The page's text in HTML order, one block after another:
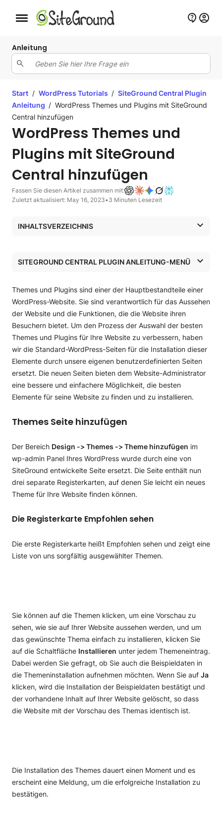
Schaltfläche Mobile Navigation
Anleitung
Start / WordPress Tutorials / SiteGround Central Plugin
Anleitung / WordPress Themes und Plugins mit SiteGround
Central hinzufügen
WordPress Themes und
Plugins mit SiteGround
Central hinzufügen
Fassen Sie diesen Artikel zusammen mit:
Zuletzt aktualisiert: May 16, 2023•3 Minuten Lesezeit
INHALTSVERZEICHNIS
SITEGROUND CENTRAL PLUGIN ANLEITUNG-MENÜ
WordPress Tutorials
WordPress Tutorials
Wie installiert man WordPress
WordPress übertragen
WordPress Automatischer Migrator
WordPress manuell übertragen
Übertragung von WordPress.com
WordPress-Updates
SiteGround AutoUpdate Tool
WordPress Autoupdates Tutorial
Wie Sie Ihr WordPress Theme aktualisieren
SiteGround Central Plugin Anleitung
Erstmalige Einrichtung einer WordPress-Site mit
WordPress-Admin-Dashboard mit SiteGround
Central
WordPress Themes und Plugins mit SiteGround
Central hinzufügen
Umgebungssteuerelemente im Speed Optimizer
Multisite-Optionen
WP-CLI-Befehle
Site-Sicherheit
WP-CLI-Befehle
WordPress-Sicherheit
Farbschema des WordPress-Admins ändern
WP-CLI Tutorial
Wie Sie Ihr WordPress Passwort Tutorial
zurücksetzen
WordPress Backup
BuddyPress WordPress Plugin Tutorial
Wie man die WordPress Leistung optimiert
WordPress Suchen & Ersetzen Tutorial
Wie man WordPress für die Verwendung von SMTP
zum Senden von E-Mails konfiguriert Tutorial
Wie man WordPress-Cron durch ein echtes Cron-
Job ersetzt
deaktivieren oder einschränken
WordPress SEO Tutorial
WordPress-FAQ
Themes und Plugins sind einer der Hauptbestandteile einer
WordPress-Website. Sie sind verantwortlich für das Aussehen
der Website und die Funktionen, die die Website ihren
Besuchern bietet. Um den Prozess der Auswahl der besten
Themes und Plugins für Ihre Website zu verbessern, haben
wir die Standard-WordPress-Seiten für die Installation dieser
Elemente durch unsere eigenen benutzerdefinierten Seiten
ersetzt. Die neuen Seiten bieten dem Website-Administrator
eine bessere und einfachere Möglichkeit, die besten
Elemente für seine Website zu finden und zu installieren.
Themes Seite hinzufügen
Der Bereich Design -> Themes -> Theme hinzufügen im
wp-admin Panel Ihres WordPress wurde durch eine von
SiteGround entwickelte Seite ersetzt. Die Seite enthält nun
drei separate Registerkarten, auf denen Sie leicht ein neues
Theme für Ihre Website finden können.
Die Registerkarte Empfohlen sehen
Die erste Registerkarte heißt Empfohlen sehen und zeigt eine
Liste von uns sorgfältig ausgewählter Themen.
Sie können auf die Themen klicken, um eine Vorschau zu
sehen, wie sie auf Ihrer Website aussehen werden, und um
das gewünschte Thema einfach zu installieren, klicken Sie
auf die Schaltfläche Installieren unter jedem Themeneintrag.
Dabei werden Sie gefragt, ob Sie auch die Beispieldaten in
die Themeninstallation aufnehmen möchten. Wenn Sie auf Ja
klicken, wird die Installation der Beispieldaten bestätigt und
der vorhandene Inhalt auf Ihrer Website gelöscht, so dass
die Website mit der Vorschau des Themas identisch ist.
Die Installation des Themes dauert einen Moment und es
erscheint eine Meldung, um die erfolgreiche Installation zu
bestätigen.